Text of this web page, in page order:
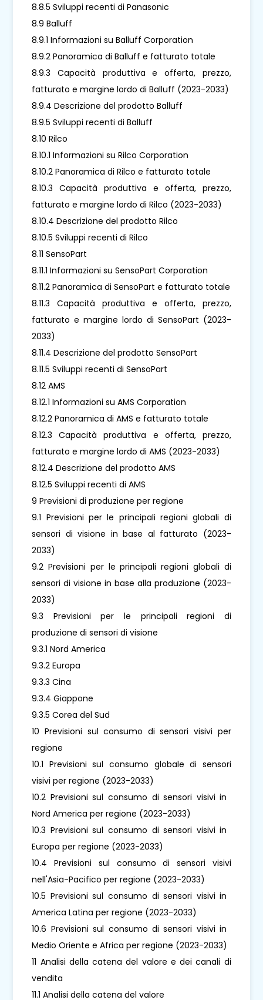
8.8.5 Sviluppi recenti di Panasonic
8.9 Balluff
8.9.1 Informazioni su Balluff Corporation
8.9.2 Panoramica di Balluff e fatturato totale
8.9.3 Capacità produttiva e offerta, prezzo,
fatturato e margine lordo di Balluff (2023-2033)
8.9.4 Descrizione del prodotto Balluff
8.9.5 Sviluppi recenti di Balluff
8.10 Rilco
8.10.1 Informazioni su Rilco Corporation
8.10.2 Panoramica di Rilco e fatturato totale
8.10.3 Capacità produttiva e offerta, prezzo,
fatturato e margine lordo di Rilco (2023-2033)
8.10.4 Descrizione del prodotto Rilco
8.10.5 Sviluppi recenti di Rilco
8.11 SensoPart
8.11.1 Informazioni su SensoPart Corporation
8.11.2 Panoramica di SensoPart e fatturato totale
8.11.3 Capacità produttiva e offerta, prezzo,
fatturato e margine lordo di SensoPart (2023-
2033)
8.11.4 Descrizione del prodotto SensoPart
8.11.5 Sviluppi recenti di SensoPart
8.12 AMS
8.12.1 Informazioni su AMS Corporation
8.12.2 Panoramica di AMS e fatturato totale
8.12.3 Capacità produttiva e offerta, prezzo,
fatturato e margine lordo di AMS (2023-2033)
8.12.4 Descrizione del prodotto AMS
8.12.5 Sviluppi recenti di AMS
9 Previsioni di produzione per regione
9.1 Previsioni per le principali regioni globali di
sensori di visione in base al fatturato (2023-
2033)
9.2 Previsioni per le principali regioni globali di
sensori di visione in base alla produzione (2023-
2033)
9.3 Previsioni per le principali regioni di
produzione di sensori di visione
9.3.1 Nord America
9.3.2 Europa
9.3.3 Cina
9.3.4 Giappone
9.3.5 Corea del Sud
10 Previsioni sul consumo di sensori visivi per
regione
10.1 Previsioni sul consumo globale di sensori
visivi per regione (2023-2033)
10.2 Previsioni sul consumo di sensori visivi in ​​
Nord America per regione (2023-2033)
10.3 Previsioni sul consumo di sensori visivi in ​​
Europa per regione (2023-2033)
10.4 Previsioni sul consumo di sensori visivi
nell'Asia-Pacifico per regione (2023-2033)
10.5 Previsioni sul consumo di sensori visivi in ​​
America Latina per regione (2023-2033)
10.6 Previsioni sul consumo di sensori visivi in ​​
Medio Oriente e Africa per regione (2023-2033)
11 Analisi della catena del valore e dei canali di
vendita
11.1 Analisi della catena del valore